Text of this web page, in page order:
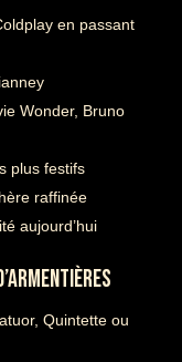
en passant
Wonder, Bruno
plus festifs
raffinée
aujourd’hui
Quintette ou